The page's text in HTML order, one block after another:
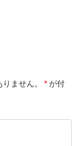
ません。 * が付